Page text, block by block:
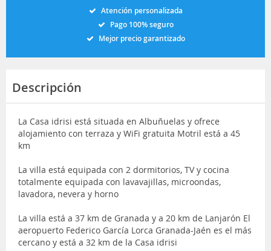
Atención personalizada
Pago 100% seguro
Mejor precio garantizado
Descripción
La Casa idrisi está situada en Albuñuelas y ofrece
alojamiento con terraza y WiFi gratuita Motril está a 45
km
La villa está equipada con 2 dormitorios, TV y cocina
totalmente equipada con lavavajillas, microondas,
lavadora, nevera y horno
La villa está a 37 km de Granada y a 20 km de Lanjarón El
aeropuerto Federico García Lorca Granada-Jaén es el más
cercano y está a 32 km de la Casa idrisi